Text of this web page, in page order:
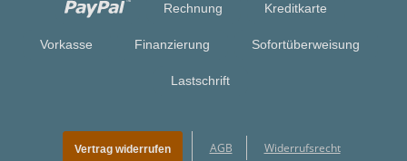
Rechnung Kreditkarte
Vorkasse Finanzierung Sofortüberweisung
Lastschrift
Vertrag widerrufen AGB Widerrufsrecht